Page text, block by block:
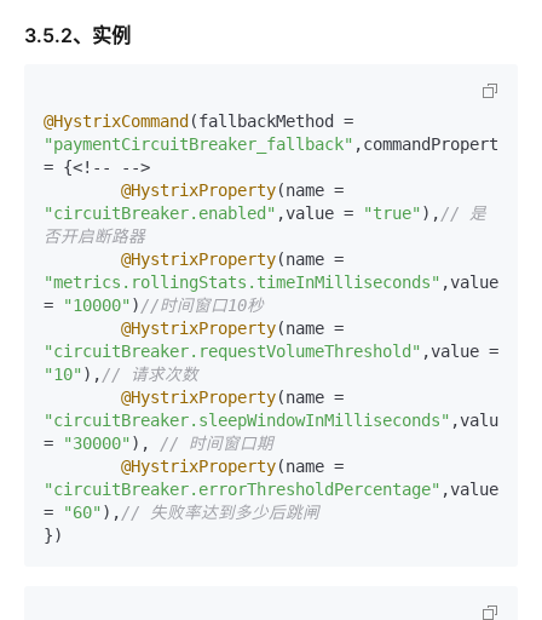
3.5.2、实例
@HystrixCommand
"paymentCircuitBreaker_fallback" ,commandProperties
= {<!-- -->
@HystrixProperty
"circuitBreaker.enabled" ,value = "true" ),// 是
否开启断路器
@HystrixProperty
"metrics.rollingStats.timeInMilliseconds" ,value
=
"10000" )//时间窗口10秒
@HystrixProperty
"circuitBreaker.requestVolumeThreshold"
"10" ),// 请求次数
@HystrixProperty
"circuitBreaker.sleepWindowInMilliseconds" ,value
=
"30000" ), // 时间窗口期
@HystrixProperty
"circuitBreaker.errorThresholdPercentage" ,value
=
"60" ),// 失败率达到多少后跳闸